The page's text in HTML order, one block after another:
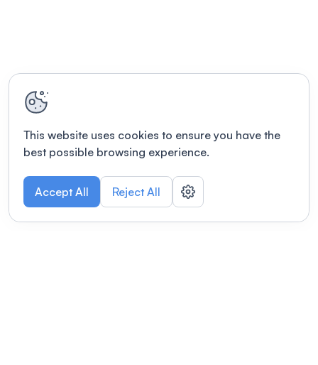
This website uses cookies to ensure you have the
best possible browsing experience.
Accept All Reject All